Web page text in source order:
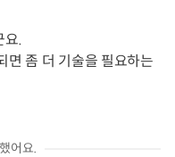
요.
면 좀 더 기술을 필요하는
어요.